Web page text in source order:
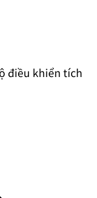
điều khiển tích